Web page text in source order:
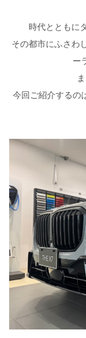
時代とともに
その都市にふさわ
ー
今回ご紹介するの